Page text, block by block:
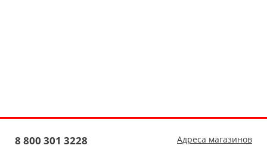
8 800 301 3228 Адреса магазинов